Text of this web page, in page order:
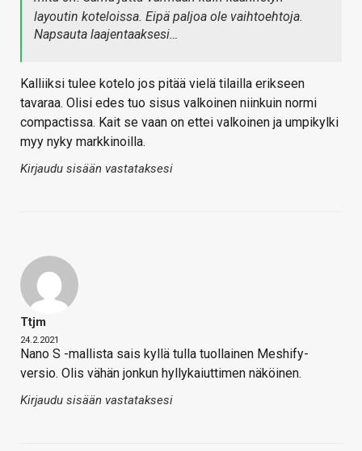
layoutin koteloissa. Eipä paljoa ole vaihtoehtoja.
Napsauta laajentaaksesi…
Kalliiksi tulee kotelo jos pitää vielä tilailla erikseen
tavaraa. Olisi edes tuo sisus valkoinen niinkuin normi
compactissa. Kait se vaan on ettei valkoinen ja umpikylki
myy nyky markkinoilla.
Kirjaudu sisään vastataksesi
Ttjm
24.2.2021
Nano S -mallista sais kyllä tulla tuollainen Meshify-
versio. Olis vähän jonkun hyllykaiuttimen näköinen.
Kirjaudu sisään vastataksesi